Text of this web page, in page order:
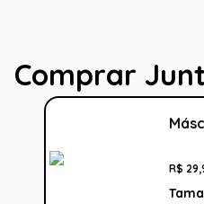
Comprar
R$ 29,